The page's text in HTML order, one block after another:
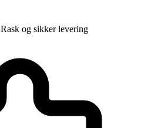
Rask og sikker levering